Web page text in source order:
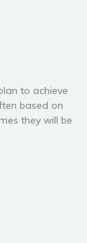
to achieve
based on
they will be